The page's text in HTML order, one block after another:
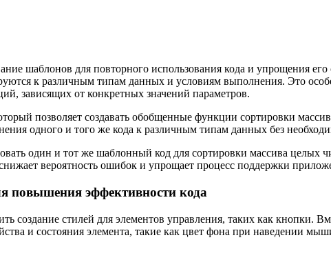
шаблонов для повторного использования кода и упрощения
к различным типам данных и условиям выполнения. Это
зависящих от конкретных значений параметров.
позволяет создавать обобщенные функции сортировки
одного и того же кода к различным типам данных без
один и тот же шаблонный код для сортировки массива целых
вероятность ошибок и упрощает процесс поддержки
повышения эффективности кода
создание стилей для элементов управления, таких как кнопки.
и состояния элемента, такие как цвет фона при наведении